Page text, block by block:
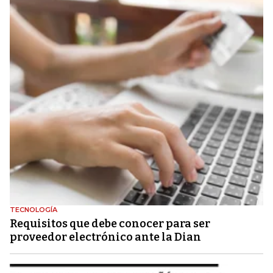
TECNOLOGÍA
Requisitos que debe conocer para ser
proveedor electrónico ante la Dian